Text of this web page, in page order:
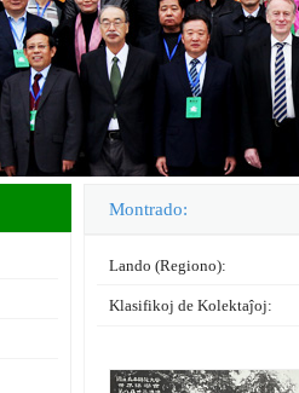
Montrado:
Lando (Regiono):
Klasifikoj de Kolektaĵoj: